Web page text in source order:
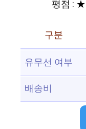
평점 : ★
구분
유무선 여부
배송비